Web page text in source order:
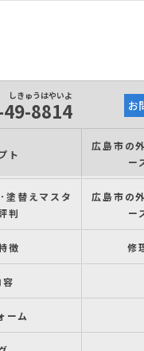
しきゅうはやいよ
8814 お
ト
広島市の
ー
塗替えマスタ
判
広島市の
ー
徴 修
容
ーム